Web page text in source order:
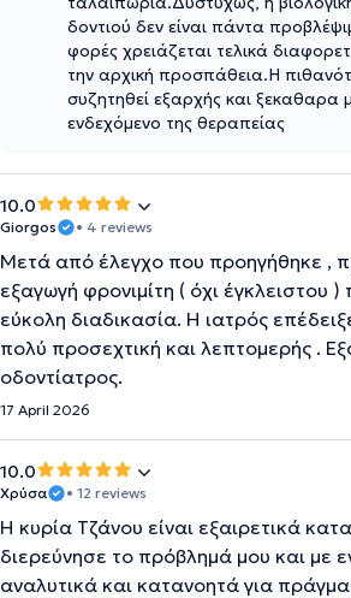
δοντιού δεν είναι πάντα
φορές χρειάζεται τελικά
την αρχική προσπάθεια.Η
συζητηθεί εξαρχής και ξεκαθαρα
ενδεχόμενο της θεραπείας
10.0
Giorgos • 4 reviews
Μετά από έλεγχο που προηγήθηκε ,
εξαγωγή φρονιμίτη ( όχι έγκλειστου
εύκολη διαδικασία. Η ιατρός
πολύ προσεχτική και λεπτομερής .
οδοντίατρος.
17 April 2026
10.0
Χρύσα • 12 reviews
Η κυρία Τζάνου είναι εξαιρετικά
διερεύνησε το πρόβλημά μου και με
αναλυτικά και κατανοητά για